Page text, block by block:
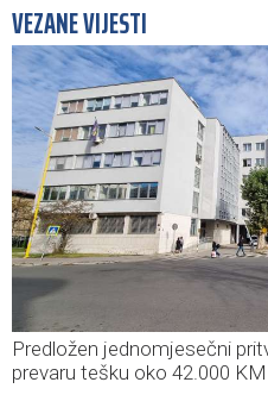
VEZANE VIJESTI
Predložen jednomjesečni
prevaru tešku oko 42.000 KM